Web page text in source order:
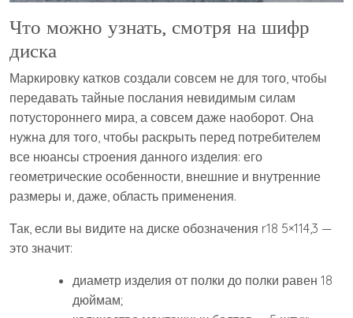
Что можно узнать, смотря на шифр
диска
Маркировку катков создали совсем не для того, чтобы
передавать тайные послания невидимым силам
потустороннего мира, а совсем даже наоборот. Она
нужна для того, чтобы раскрыть перед потребителем
все нюансы строения данного изделия: его
геометрические особенности, внешние и внутренние
размеры и, даже, область применения.
Так, если вы видите на диске обозначения r18 5×114,3 —
это значит:
диаметр изделия от полки до полки равен 18
дюймам;